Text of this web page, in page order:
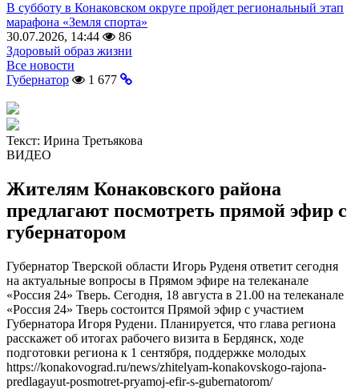
В субботу в Конаковском округе пройдет региональный этап
марафона «Земля спорта»
30.07.2026, 14:44
86
Здоровый образ жизни
Все новости
Губернатор
1 677
Текст: Ирина Третьякова
ВИДЕО
Жителям Конаковского района
предлагают посмотреть прямой эфир с
губернатором
Губернатор Тверской области Игорь Руденя ответит сегодня
на актуальные вопросы в Прямом эфире на телеканале
«Россия 24» Тверь. Сегодня, 18 августа в 21.00 на телеканале
«Россия 24» Тверь состоится Прямой эфир с участием
Губернатора Игоря Рудени. Планируется, что глава региона
расскажет об итогах рабочего визита в Бердянск, ходе
подготовки региона к 1 сентября, поддержке молодых
https://konakovograd.ru/news/zhitelyam-konakovskogo-rajona-
predlagayut-posmotret-pryamoj-efir-s-gubernatorom/